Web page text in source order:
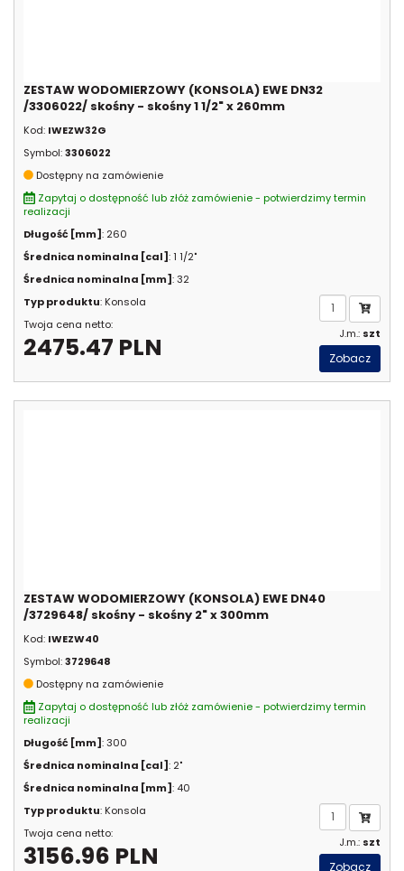
ZESTAW WODOMIERZOWY (KONSOLA) EWE DN32
/3306022/ skośny - skośny 1 1/2" x 260mm
Kod: IWEZW32G
Symbol:3306022
Dostępny na zamówienie
Zapytaj o dostępność lub złóż zamówienie - potwierdzimy termin
realizacji
Długość [mm]: 260
Średnica nominalna [cal]: 1 1/2"
Średnica nominalna [mm]: 32
Typ produktu: Konsola
Twoja cena netto:
2475.47 PLN J.m.: szt
Zobacz
ZESTAW WODOMIERZOWY (KONSOLA) EWE DN40
/3729648/ skośny - skośny 2" x 300mm
Kod: IWEZW40
Symbol:3729648
Dostępny na zamówienie
Zapytaj o dostępność lub złóż zamówienie - potwierdzimy termin
realizacji
Długość [mm]: 300
Średnica nominalna [cal]: 2"
Średnica nominalna [mm]: 40
Typ produktu: Konsola
Twoja cena netto:
3156.96 PLN J.m.: szt
Zobacz